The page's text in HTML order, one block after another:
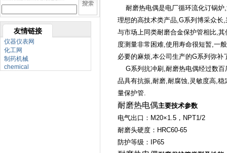
友情链接
仪器仪表网
化工网
制药机械
chemical
耐磨热电偶是电厂循环流化订锅炉,
理想的高技术类产品,G系列博采众长,
与市场上同类耐磨合金保护管相比,其
度测量非常困难,使用寿命很短暂,一
必要的麻烦,本公司生产的G系列弥补
G系列抗冲刷 ,耐磨热电偶经过数百
品具有抗振,耐磨,耐腐蚀,灵敏度高,稳
量保护管.
耐磨热电偶主要技术参数
电气出口： M20×1.5， NPT1/2
耐磨头硬度： HRC60-65
防护等级：
IP65